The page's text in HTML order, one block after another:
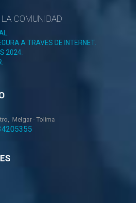
COMUNIDAD
A TRAVES DE INTERNET.
2024.
Melgar - Tolima